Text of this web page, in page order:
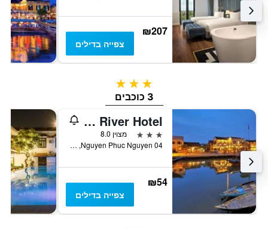
₪207
צפייה בדילים
3 כוכבים
3 כוכבים
Golden River Hotel
3 כוכבים
מצוין 8.0
04 Nguyen Phuc Nguyen, הוי אן, וייטנאם
₪54
צפייה בדילים